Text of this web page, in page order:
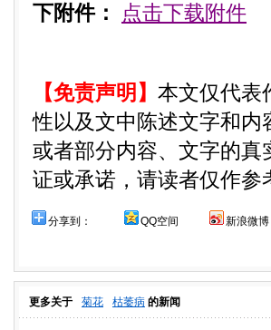
下附件： 点击下载附件
【免责声明】 本文仅代表
性以及文中陈述文字和
或者部分内容、文字的
证或承诺，请读者仅作
分享到： QQ空间 新浪微博
更多关于 菊花 枯萎病 的新闻